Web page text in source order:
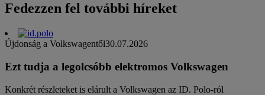
Fedezzen fel további híreket
Újdonság a Volkswagentől30.07.2026
Ezt tudja a legolcsóbb elektromos Volkswagen
Konkrét részleteket is elárult a Volkswagen az ID. Polo-ról